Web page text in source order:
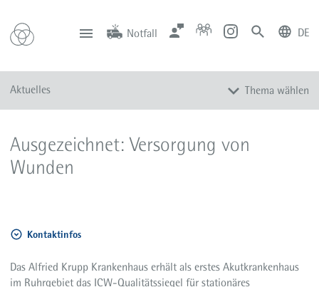
Notfall
Notfall Zentrale Anfahrt
DE
Aktuelles Thema wählen
Veranstaltungen
Newsletter
Presse
Ausgezeichnet: Versorgung von
Wunden
Kontaktinfos
Das Alfried Krupp Krankenhaus erhält als erstes Akutkrankenhaus
im Ruhrgebiet das ICW-Qualitätssiegel für stationäres